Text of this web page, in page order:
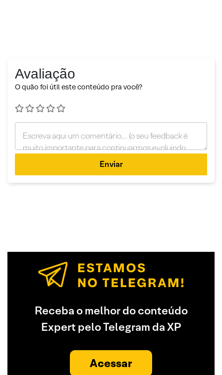
Avaliação
O quão foi útil este conteúdo pra você?
Enviar
Receba o melhor do conteúdo
Expert pelo Telegram da XP
Acessar